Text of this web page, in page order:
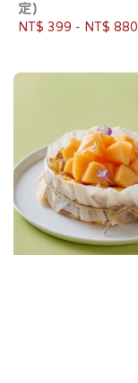
定)
Regular
NT$ 399 - NT$ 880